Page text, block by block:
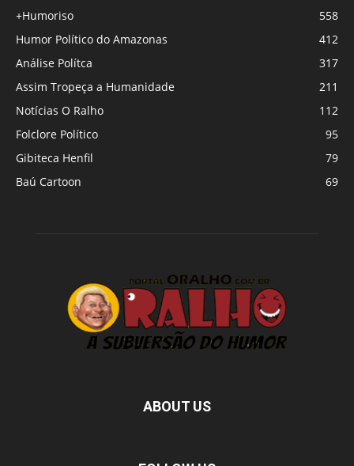
+Humoriso
558
Humor Político do Amazonas
412
Análise Polítca
317
Assim Tropeça a Humanidade
211
Notícias O Ralho
112
Folclore Político
95
Gibiteca Henfil
79
Baú Cartoon
69
ABOUT US